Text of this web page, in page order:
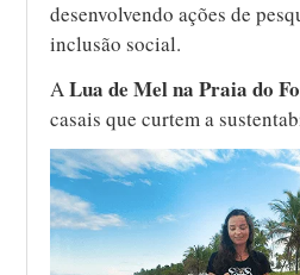
desenvolvendo ações de
inclusão social.
ALua de Mel na Praia do
casais que curtem a